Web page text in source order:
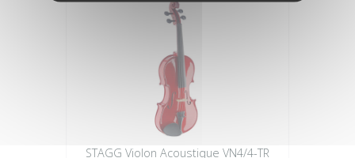
STAGG Violon Acoustique VN4/4-TR